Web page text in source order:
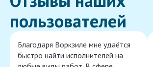
пользователей
Благодаря Воркзиле мне удаётся
быстро найти исполнителей на